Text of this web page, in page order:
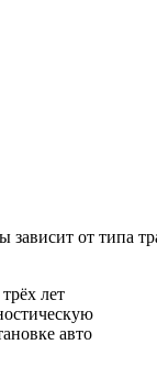
зависит от типа
лет
авто